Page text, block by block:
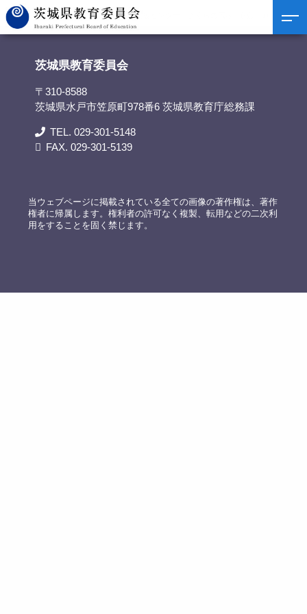
茨城県教育委員会>リンク集>教育支援センター「さくらの広場」(桜川市)
茨城県教育委員会
〒310-8588
茨城県水戸市笠原町978番6 茨城県教育庁総務課
TEL. 029-301-5148
FAX. 029-301-5139
当ウェブページに掲載されている全ての画像の著作権は、著作
権者に帰属します。権利者の許可なく複製、転用などの二次利
用をすることを固く禁じます。